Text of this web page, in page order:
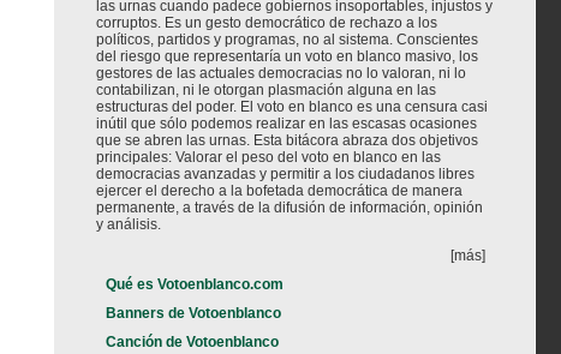
las urnas cuando padece gobiernos insoportables, injustos y
corruptos. Es un gesto democrático de rechazo a los
políticos, partidos y programas, no al sistema. Conscientes
del riesgo que representaría un voto en blanco masivo, los
gestores de las actuales democracias no lo valoran, ni lo
contabilizan, ni le otorgan plasmación alguna en las
estructuras del poder. El voto en blanco es una censura casi
inútil que sólo podemos realizar en las escasas ocasiones
que se abren las urnas. Esta bitácora abraza dos objetivos
principales: Valorar el peso del voto en blanco en las
democracias avanzadas y permitir a los ciudadanos libres
ejercer el derecho a la bofetada democrática de manera
permanente, a través de la difusión de información, opinión
y análisis.
[más]
Qué es Votoenblanco.com
Banners de Votoenblanco
Canción de Votoenblanco